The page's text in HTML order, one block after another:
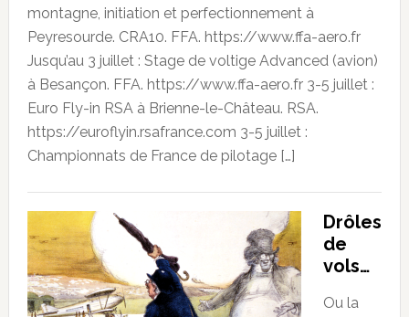
montagne, initiation et perfectionnement à
Peyresourde. CRA10. FFA. https://www.ffa-aero.fr
Jusqu’au 3 juillet : Stage de voltige Advanced (avion)
à Besançon. FFA. https://www.ffa-aero.fr 3-5 juillet :
Euro Fly-in RSA à Brienne-le-Château. RSA.
https://euroflyin.rsafrance.com 3-5 juillet :
Championnats de France de pilotage […]
Drôles
de
vols…
Ou la